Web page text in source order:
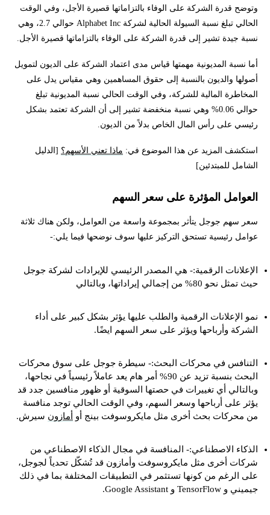
وتوضح قدرة الشركة على الوفاء بالتزاماتها قصيرة الأجل، وفي الوقت
الحالي تبلغ نسبة السيولة الحالية لشركة Alphabet Inc حوالي 2.7، وهي
نسبة جيدة تشير إلى قدرة الشركة على الوفاء بالتزاماتها قصيرة الأجل.
أما نسبة المديونية مهمتها قياس مدى اعتماد الشركة على الديون لتمويل
أصولها والديون بالنسبة إلى حقوق المساهمين وهي مقياس يدل على
المخاطرة المالية للشركة، وفي الوقت الحالي نسبة المديونية تبلغ
حوالي 0.06% وهي نسبة منخفضة تشير إلى أن الشركة تعتمد بشكل
رئيسي على رأس المال الخاص بدلاً من الديون.
استكشف المزيد عن هذا الموضوع في: ماذا تعني الأسهم؟ [الدليل
الشامل للمبتدئين]
العوامل المؤثرة على سعر السهم
سعر سهم جوجل يتأثر بمجموعة واسعة من العوامل، ولكن هناك ثلاثة
عوامل رئيسية تستحق التركيز عليها سوف نوضحها فيما يلي:-
الإعلانات الرقمية:- هي المصدر الرئيسي للإيرادات لشركة جوجل
حيث تمثل نحو 80% من إجمالي إيراداتها، وبالتالي
نمو الإعلانات الرقمية والطلب عليها يؤثر بشكل كبير على أداء
الشركة وأرباحها ويؤثر على سعر السهم ايضًا.
التنافس في محركات البحث:- سيطرة جوجل على سوق محركات
البحث بنسبة تزيد عن 90% أمر هام يعد عاملاً رئيسياً في نجاحها،
وبالتالي أي تغييرات في حصتها السوقية أو ظهور منافسين جدد قد
يؤثر على أرباحها وسعر السهم، وفي الوقت الحالي توجد منافسة
من محركات بحث أخرى مثل مايكروسوفت بينج أو
أمازون سيرش.
الذكاء الاصطناعي:- المنافسة في مجال الذكاء الاصطناعي من
شركات أخرى مثل مايكروسوفت وأمازون قد تُشكّل تحدياً لجوجل،
على الرغم من كونها تستثمر في التطبيقات المختلفة بما في ذلك
جيميني و TensorFlow و Google Assistant.